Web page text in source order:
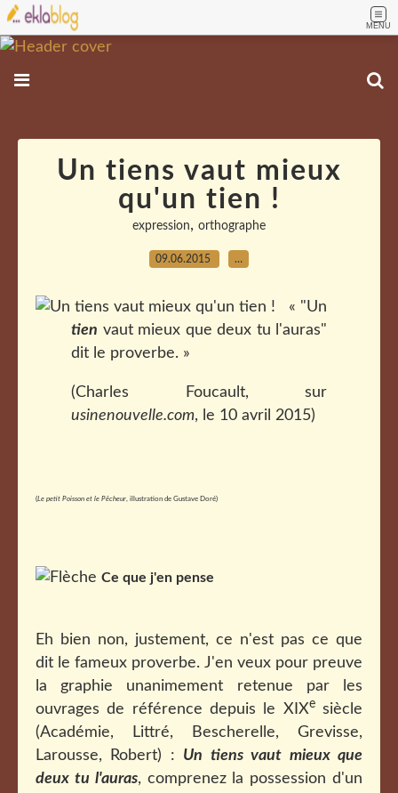
MENU
Un tiens vaut mieux
qu'un tien !
expression, orthographe
09.06.2015 …
« "Un
tien vaut mieux que deux tu l'auras"
dit le proverbe. »
(Charles Foucault, sur
usinenouvelle.com, le 10 avril 2015)
(Le petit Poisson et le Pêcheur, illustration de Gustave Doré)
Ce que j'en pense
Eh bien non, justement, ce n'est pas ce que
dit le fameux proverbe. J'en veux pour preuve
la graphie unanimement retenue par les
ouvrages de référence depuis le XIXesiècle
(Académie, Littré, Bescherelle, Grevisse,
Larousse, Robert) : Un tiens vaut mieux que
deux tu l'auras, comprenez la possession d'un